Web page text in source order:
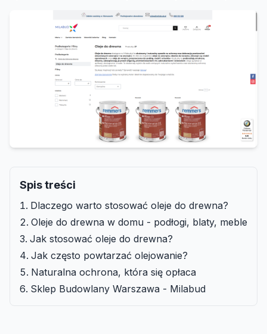
Spis treści
Dlaczego warto stosować oleje do drewna?
Oleje do drewna w domu - podłogi, blaty, meble
Jak stosować oleje do drewna?
Jak często powtarzać olejowanie?
Naturalna ochrona, która się opłaca
Sklep Budowlany Warszawa - Milabud